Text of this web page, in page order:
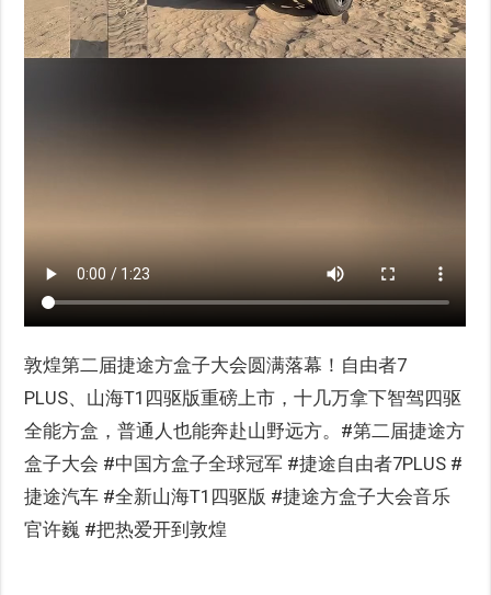
敦煌第二届捷途方盒子大会圆满落幕！自由者7
PLUS、山海T1四驱版重磅上市，十几万拿下智驾四驱
全能方盒，普通人也能奔赴山野远方。#第二届捷途方
盒子大会 #中国方盒子全球冠军 #捷途自由者7PLUS #
捷途汽车 #全新山海T1四驱版 #捷途方盒子大会音乐
官许巍 #把热爱开到敦煌